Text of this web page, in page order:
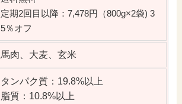
定期2回目以降：7,478円（800g×2袋) 3
5％オフ
馬肉、大麦、玄米
タンパク質：19.8%以上
脂質：10.8%以上